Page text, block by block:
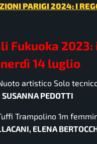
PARIGI 2024: I
Fukuoka
14 luglio
artistico Solo
SUSANNA PEDOTTI
Trampolino 1m
ELENA